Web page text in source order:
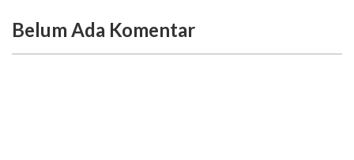
Belum Ada Komentar